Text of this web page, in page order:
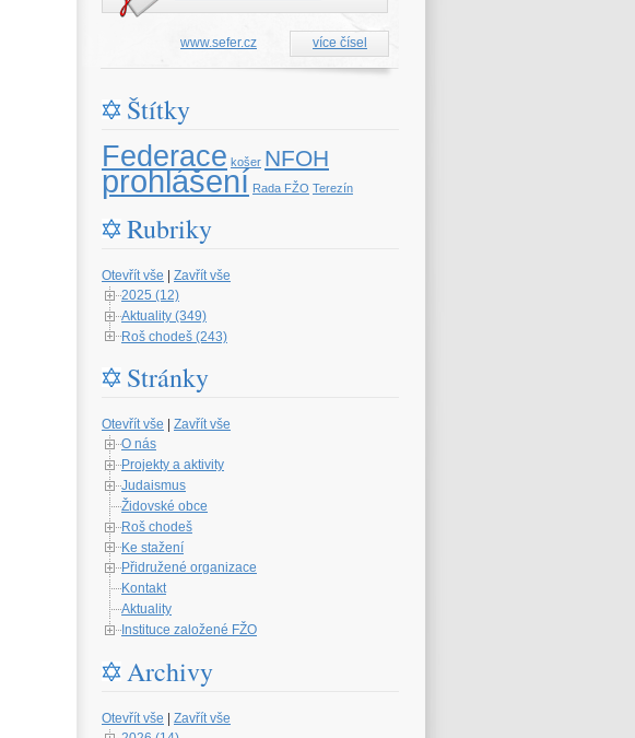
www.sefer.cz více čísel
Štítky
Federace košer NFOH
prohlášení Rada FŽO Terezín
Rubriky
Otevřít vše
Zavřít vše
2025 (12)
Aktuality (349)
Roš chodeš (243)
Stránky
Otevřít vše
Zavřít vše
O nás
Projekty a aktivity
Judaismus
Židovské obce
Roš chodeš
Ke stažení
Přidružené organizace
Kontakt
Aktuality
Instituce založené FŽO
Archivy
Otevřít vše | Zavřít vše